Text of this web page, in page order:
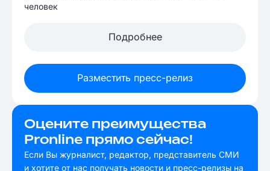
человек
Подробнее
Разместить пресс-релиз
Оцените преимущества
Pronline прямо сейчас!
Если Вы журналист, редактор, представитель СМИ
и хотите от нас получать новости и пресс-релизы на